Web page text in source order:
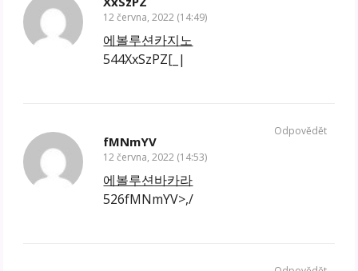
12 června, 2022 (14:49)
에볼루션카지노
544XxSzPZ[_|
fMNmYV
12 června, 2022 (14:53)
에볼루션바카라
526fMNmYV>,/
Odpovědět